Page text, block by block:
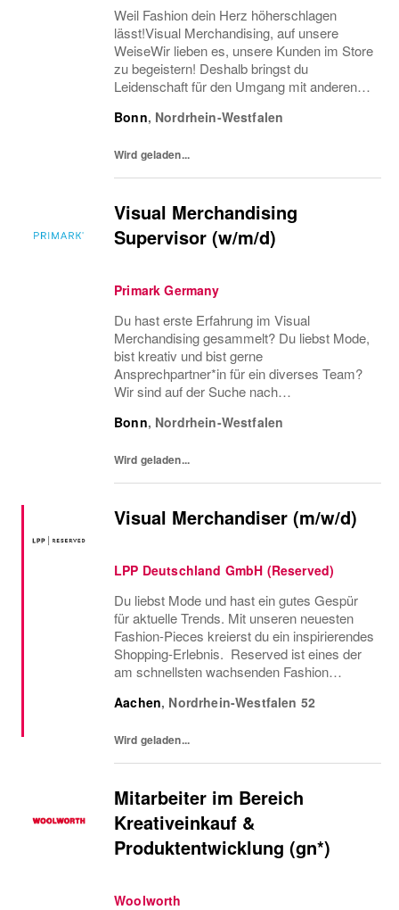
Weil Fashion dein Herz höherschlagen
lässt!Visual Merchandising, auf unsere
WeiseWir lieben es, unsere Kunden im Store
zu begeistern! Deshalb bringst du
Leidenschaft für den Umgang mit anderen
Fähigkeiten und viel Liebe zum Detail
Bonn, Nordrhein-Westfalen
Wird geladen...
Visual Merchandising
Supervisor (w/m/d)
Primark Germany
Du hast erste Erfahrung im Visual
Merchandising gesammelt? Du liebst Mode,
bist kreativ und bist gerne
Ansprechpartner*in für ein diverses Team?
Wir sind auf der Suche nach
Merchandising Supervisor
Merchandising...
Bonn, Nordrhein-Westfalen
Wird geladen...
Visual Merchandiser (m/w/d)
LPP Deutschland GmbH (Reserved)
Du liebst Mode und hast ein gutes Gespür
für aktuelle Trends. Mit unseren neuesten
Fashion-Pieces kreierst du ein inspirierendes
Shopping-Erlebnis. Reserved ist eines der
am schnellsten wachsenden Fashion
Modetrends mit zukunftsweisenden
Aachen, Nordrhein-Westfalen 52
Wird geladen...
Mitarbeiter im Bereich
Kreativeinkauf &
Produktentwicklung (gn*)
Woolworth